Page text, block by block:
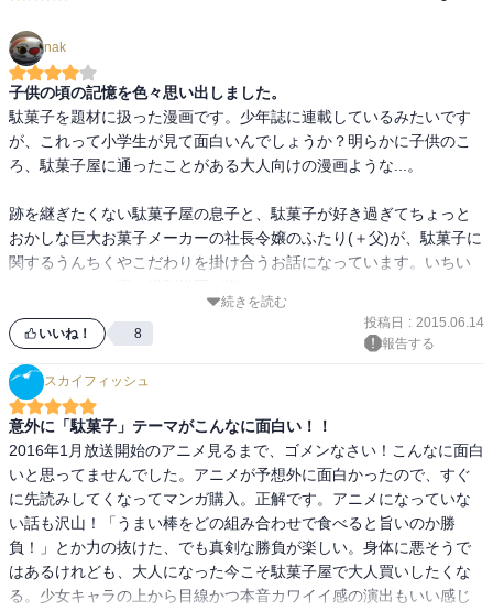
nak
子供の頃の記憶を色々思い出しました。
駄菓子を題材に扱った漫画です。少年誌に連載しているみたいです
が、これって小学生が見て面白いんでしょうか？明らかに子供のこ
ろ、駄菓子屋に通ったことがある大人向けの漫画ような...。
跡を継ぎたくない駄菓子屋の息子と、駄菓子が好き過ぎてちょっと
おかしな巨大お菓子メーカーの社長令嬢のふたり(＋父)が、駄菓子に
関するうんちくやこだわりを掛け合うお話になっています。いちい
駄菓子屋の思い出といえば、私にとっては何といってもくじ引きで
ないので、カステラ串や黒棒、紐飴等の駄菓子で当たると本数や量
が増えるくじ引きが好きでした。
食べ物以外ではメンコのくじ。くじの順位でメンコの大きさが変わ
るというものがあって、それで特等の直径50㎝ぐらい（子供の時の
記憶なのでもっと小さかったかも）の円形のメンコが当たったこと
がありました。その大きさなので当時ロウやセロハンで補強したよ
うな改造メンコも全部まとめてひっくり返せるほど風圧があります
し、大きいので絶対にひっくり返せないというチートっぷり。当然
ですが、誰が見ても使う前から結果が分かるので一度も使わせても
続きを読む
いいね！ 8
投稿日 : 2015.06.14
報告する
スカイフィッシュ
意外に「駄菓子」テーマがこんなに面白い！！
2016年1月放送開始のアニメ見るまで、ゴメンなさい！こんなに面白
いと思ってませんでした。アニメが予想外に面白かったので、すぐ
に先読みしてくなってマンガ購入。正解です。アニメになっていな
い話も沢山！「うまい棒をどの組み合わせで食べると旨いのか勝
負！」とか力の抜けた、でも真剣な勝負が楽しい。身体に悪そうで
はあるけれども、大人になった今こそ駄菓子屋で大人買いしたくな
る。少女キャラの上から目線かつ本音カワイイ感の演出もいい感じ